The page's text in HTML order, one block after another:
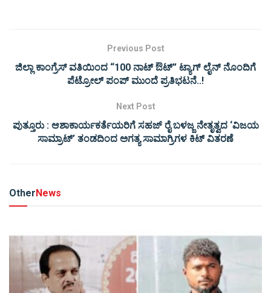
Previous Post
ಜಿಲ್ಲಾ ಕಾಂಗ್ರೆಸ್ ವತಿಯಿಂದ “100 ನಾಟ್ ಔಟ್” ಟ್ಯಾಗ್ ಲೈನ್‌ ನೊಂದಿಗೆ
ಪೆಟ್ರೋಲ್ ಪಂಪ್ ಮುಂದೆ ಪ್ರತಿಭಟನೆ..!
Next Post
ಪುತ್ತೂರು : ಆಶಾಕಾರ್ಯಕರ್ತೆಯರಿಗೆ ಸಹಜ್ ರೈ ಬಳಜ್ಜ ನೇತೃತ್ವದ ‘ವಿಜಯ
ಸಾಮ್ರಾಟ್’ ತಂಡದಿಂದ ಅಗತ್ಯ ಸಾಮಾಗ್ರಿಗಳ ಕಿಟ್ ವಿತರಣೆ
Other News